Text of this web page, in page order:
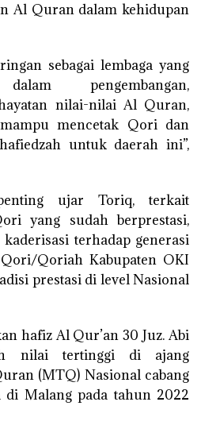
Al Quran dalam kehidupan
sebagai lembaga yang
dalam pengembangan,
nilai-nilai Al Quran,
mencetak Qori dan
untuk daerah ini”,
ujar Toriq, terkait
yang sudah berprestasi,
terhadap generasi
Qoriah Kabupaten OKI
prestasi di level Nasional
hafiz Al Qur’an 30 Juz. Abi
nilai tertinggi di ajang
(MTQ) Nasional cabang
di Malang pada tahun 2022